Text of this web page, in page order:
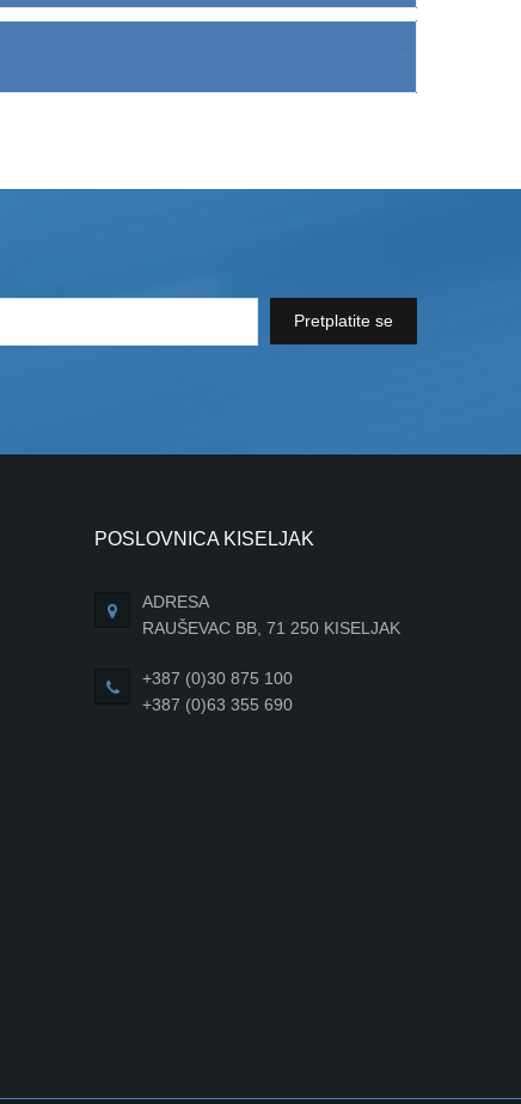
Pretplatite se
POSLOVNICA KISELJAK
ADRESA
RAUŠEVAC BB, 71 250 KISELJAK
+387 (0)30 875 100
+387 (0)63 355 690